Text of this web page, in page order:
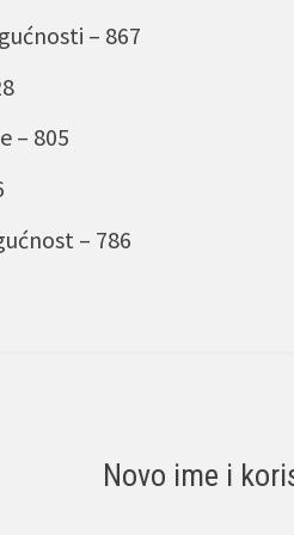
– 867
– 805
– 786
Novo ime i